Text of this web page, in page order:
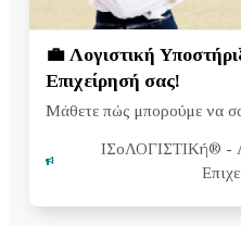
💼 Λογιστική
Επιχείρησή σας!
Μάθετε πώς μπορούμε να
ΙΣοΛΟΓΙΣΤΙΚή® -